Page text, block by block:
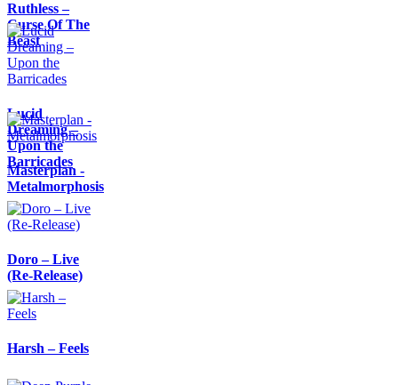
Ruthless –
Curse Of The
Beast
Lucid
Dreaming –
Upon the
Barricades
Masterplan -
Metalmorphosis
Doro – Live
(Re-Release)
Harsh – Feels